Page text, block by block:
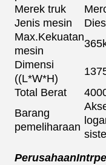
Merek truk
Jenis mesin
Max.Kekuatan
mesin
Dimensi
((L*W*H)
Total Berat
Barang
pemeliharaan
PerusahaanIntr